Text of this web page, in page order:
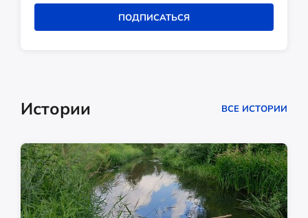
ПОДПИСАТЬСЯ
Истории ВСЕ ИСТОРИИ